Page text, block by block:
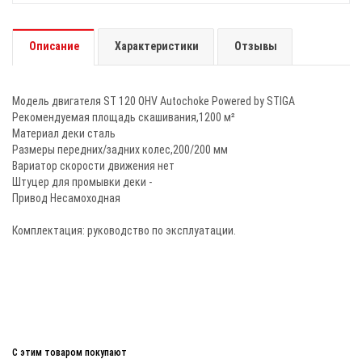
Описание Характеристики Отзывы
Модель двигателя ST 120 OHV Autochoke Powered by STIGA
Рекомендуемая площадь скашивания,1200 м²
Материал деки сталь
Размеры передних/задних колес,200/200 мм
Вариатор скорости движения нет
Штуцер для промывки деки -
Привод Несамоходная
Комплектация: руководство по эксплуатации.
С этим товаром покупают